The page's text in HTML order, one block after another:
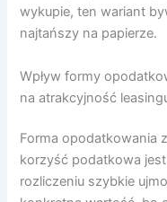
wykupie, ten wariant
najtańszy na papierze.
Wpływ formy
na atrakcyjność
Forma opodatkowania
korzyść podatkowa
rozliczeniu szybkie